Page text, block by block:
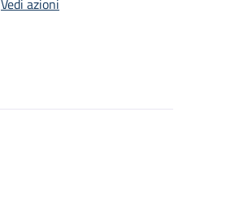
Vedi azioni